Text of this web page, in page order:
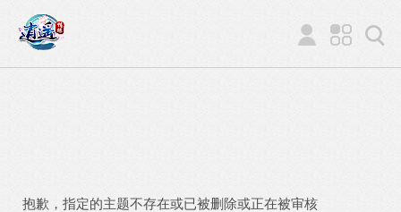
抱歉，指定的主题不存在或已被删除或正在被审核